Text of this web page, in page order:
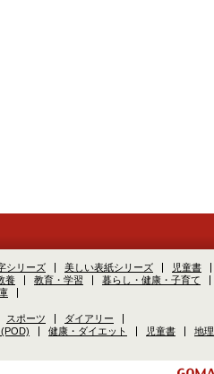
シリーズ 美しい表紙シリーズ 児童書
養 教育・学習 暮らし・健康・子育て
スポーツ
ダイアリー
健康・ダイエット 児童書
地理